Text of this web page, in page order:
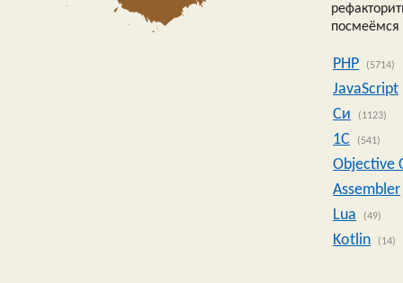
посмеёмся
PHP (5714)
JavaScript
Си
(1123)
1C (541)
Objective
Assembler
Lua
(49)
Kotlin (14)